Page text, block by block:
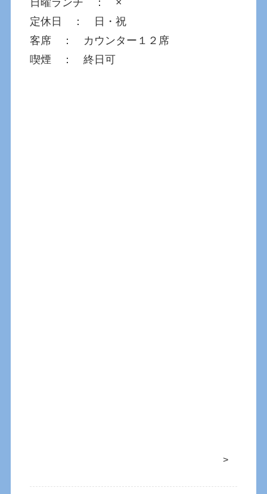
日曜ランチ ： ×
定休日 ： 日・祝
客席 ： カウンター１２席
喫煙 ： 終日可
>